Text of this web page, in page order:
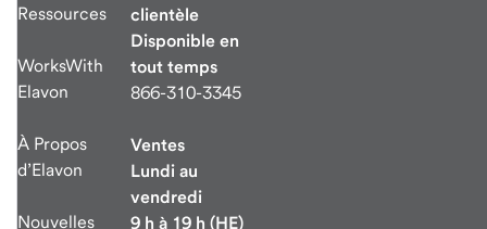
Ressources
WorksWith
Elavon
À Propos
d’Elavon
Nouvelles
clientèle
Disponible en
tout temps
866-310-3345
Ventes
Lundi au
vendredi
9 h à 19 h (HE)